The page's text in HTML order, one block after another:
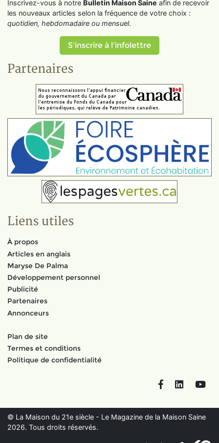
Inscrivez-vous à notre Bulletin Maison Saine afin de recevoir
les nouveaux articles selon la fréquence de votre choix :
quotidien, hebdomadaire ou mensuel.
S'inscrire à l'infolettre
Partenaires
Liens utiles
À propos
Articles en anglais
Maryse De Palma
Développement personnel
Publicité
Partenaires
Annonceurs
Plan de site
Termes et conditions
Politique de confidentialité
FacebookLinkedIn
© La Maison du 21e siècle - Le Magazine de la Maison Saine
2026. Tous droits réservés.